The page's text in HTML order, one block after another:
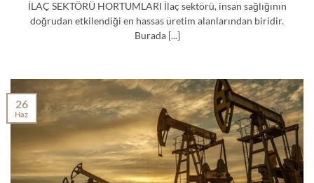
İLAÇ SEKTÖRÜ HORTUMLARI İlaç sektörü, insan sağlığının
doğrudan etkilendiği en hassas üretim alanlarından biridir.
Burada [...]
26
Haz